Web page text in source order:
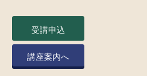
受講申込
講座案内へ